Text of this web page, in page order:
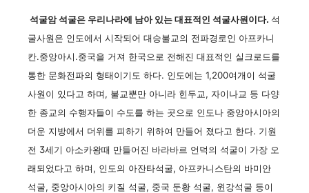
석굴암 석굴은 우리나라에 남아 있는 대표적인 석굴사원이다. 석
굴사원은 인도에서 시작되어 대승불교의 전파경로인 아프카니
칸.중앙아시.중국을 거져 한국으로 전해진 대표적인 실크로드를
통한 문화전파의 형태이기도 하다. 인도에는 1,200여개이 석굴
사원이 있다고 하며, 불교뿐만 아니라 힌두교, 자이나교 등 다양
한 종교의 수행자들이 수도를 하는 곳으로 인도나 중앙아시아의
더운 지방에서 더위를 피하기 위하여 만들어 졌다고 한다. 기원
전 3세기 아소카왕때 만들어진 바라바르 언덕의 석굴이 가장 오
래되었다고 하며, 인도의 아잔타석굴, 아프카니스탄의 바미안
석굴, 중앙아시아의 키질 석굴, 중국 둔황 석굴, 윈강석굴 등이